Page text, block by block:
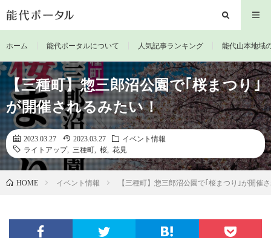
ホーム 能代ポータルについて 人気記事ランキング 能代山本地域
【三種町】惣三郎沼公園で｢桜まつり｣
が開催されるみたい！
2023.03.27 2023.03.27
イベント情報
ライトアップ, 三種町 桜 花見
HOME イベント情報 【三種町】惣三郎沼公園で｢桜まつり｣が開催